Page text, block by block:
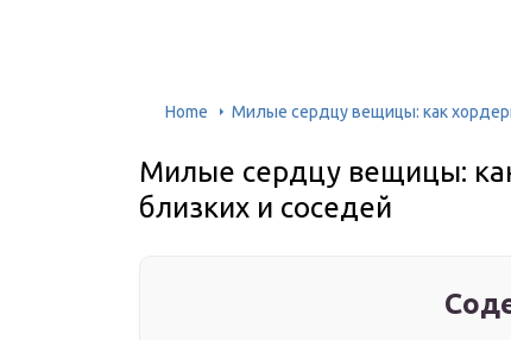
Home Милые сердцу вещицы: как
Милые сердцу вещицы:
близких и соседей